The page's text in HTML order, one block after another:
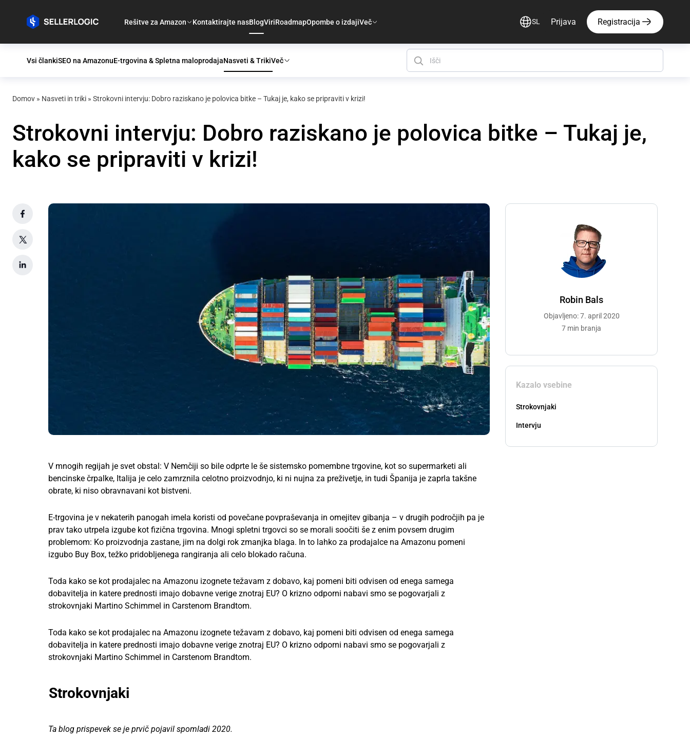
Rešitve za Amazon Kontaktirajte nasBlogViriRoadmapOpombe o izdajiVeč SL Prijava Registracija
Vsi člankiSEO na AmazonuE-trgovina & Spletna maloprodajaNasveti & TrikiVeč
Domov » Nasveti in triki » Strokovni intervju: Dobro raziskano je polovica bitke – Tukaj je, kako se pripraviti v krizi!
Strokovni intervju: Dobro raziskano je polovica bitke – Tukaj je,
kako se pripraviti v krizi!
Robin Bals
Objavljeno: 7. april 2020
7 min branja
Kazalo vsebine
Strokovnjaki
Intervju
V mnogih regijah je svet obstal: V Nemčiji so bile odprte le še sistemsko pomembne trgovine, kot so supermarketi ali
bencinske črpalke, Italija je celo zamrznila celotno proizvodnjo, ki ni nujna za preživetje, in tudi Španija je zaprla takšne
obrate, ki niso obravnavani kot bistveni.
E-trgovina je v nekaterih panogah imela koristi od povečane povpraševanja in omejitev gibanja – v drugih področjih pa je
prav tako utrpela izgube kot fizična trgovina. Mnogi spletni trgovci so se morali soočiti še z enim povsem drugim
problemom: Ko proizvodnja zastane, jim na dolgi rok zmanjka blaga. In to lahko za prodajalce na Amazonu pomeni
izgubo Buy Box, težko pridobljenega rangiranja ali celo blokado računa.
Toda kako se kot prodajalec na Amazonu izognete težavam z dobavo, kaj pomeni biti odvisen od enega samega
dobavitelja in katere prednosti imajo dobavne verige znotraj EU? O krizno odporni nabavi smo se pogovarjali z
strokovnjaki Martino Schimmel in Carstenom Brandtom.
Toda kako se kot prodajalec na Amazonu izognete težavam z dobavo, kaj pomeni biti odvisen od enega samega
dobavitelja in katere prednosti imajo dobavne verige znotraj EU? O krizno odporni nabavi smo se pogovarjali z
strokovnjaki Martino Schimmel in Carstenom Brandtom.
Strokovnjaki
Ta blog prispevek se je prvič pojavil spomladi 2020.